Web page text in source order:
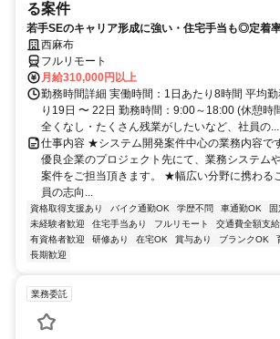
る案件
若手SEのキャリア形成に強い・住宅手当も◎定着
西麻布
フルリモート
月給310,000円以上
勤務時間詳細 実働時間：1日あたり8時間 平均
り19日 〜 22日 勤務時間：9:00～18:00 (休憩
全くなし・たくさん残業がしたいなど、社員の...
仕事内容 ★システム開発案件中心の業務内容で
優良企業のプロジェクト先にて、業務システム
案件をご担当頂きます。 ★幅広い分野に携わる
員の志向...
資格取得支援あり バイク通勤OK 学歴不問 車通勤OK
未経験者歓迎
住宅手当あり フルリモート 交通費全額支給
有資格者歓迎
研修あり 在宅OK 賞与あり ブランクOK
長期歓迎
業務委託